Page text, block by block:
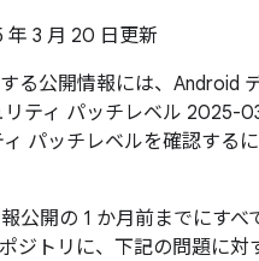
年 3 月 20 日更新
る公開情報には、Android
ティ パッチレベル 2025-
パッチレベルを確認するに
公開の 1 か月前までにす
ジトリに、下記の問題に対